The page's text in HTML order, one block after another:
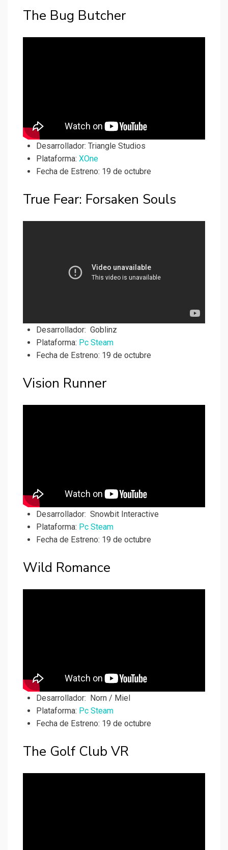
The Bug Butcher
Desarrollador: Triangle Studios
Plataforma: XOne
Fecha de Estreno: 19 de octubre
True Fear: Forsaken Souls
Desarrollador: Goblinz
Plataforma: Pc Steam
Fecha de Estreno: 19 de octubre
Vision Runner
Desarrollador: Snowbit Interactive
Plataforma: Pc Steam
Fecha de Estreno: 19 de octubre
Wild Romance
Desarrollador:
Norn / Miel
Plataforma: Pc Steam
Fecha de Estreno: 19 de octubre
The Golf Club VR